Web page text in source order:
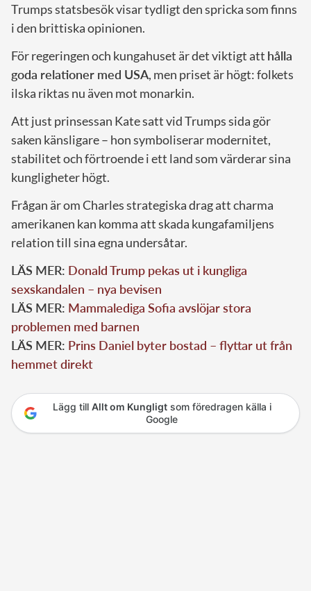
Trumps statsbesök visar tydligt den spricka som finns
i den brittiska opinionen.
För regeringen och kungahuset är det viktigt att hålla
goda relationer med USA, men priset är högt: folkets
ilska riktas nu även mot monarkin.
Att just prinsessan Kate satt vid Trumps sida gör
saken känsligare – hon symboliserar modernitet,
stabilitet och förtroende i ett land som värderar sina
kungligheter högt.
Frågan är om Charles strategiska drag att charma
amerikanen kan komma att skada kungafamiljens
relation till sina egna undersåtar.
LÄS MER: Donald Trump pekas ut i kungliga
sexskandalen – nya bevisen
LÄS MER: Mammalediga Sofia avslöjar stora
problemen med barnen
LÄS MER: Prins Daniel byter bostad – flyttar ut från
hemmet direkt
Lägg till Allt om Kungligtsom föredragen källa i
Google